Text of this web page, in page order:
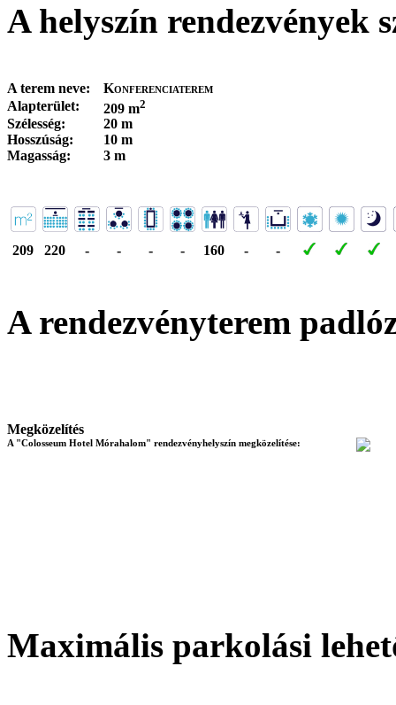
A helyszín rendezvények
A terem neve:
Konferenciaterem
Alapterület:
209 m2
Szélesség:
20 m
Hosszúság:
10 m
Magasság:
3 m
209 220 - - - - 160 - -
A rendezvényterem
Megközelítés
A "Colosseum Hotel Mórahalom" rendezvényhelyszín megközelítése:
Maximális parkolási